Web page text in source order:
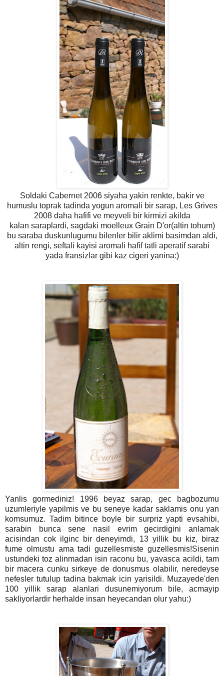
Soldaki Cabernet 2006 siyaha yakin renkte, bakir ve
humuslu toprak tadinda yogun aromali bir sarap, Les Grives
2008 daha hafifi ve meyveli bir kirmizi akilda
kalan saraplardi, sagdaki moelleux Grain D'or(altin tohum)
bu saraba duskunlugumu bilenler bilir aklimi basimdan aldi,
altin rengi, seftali kayisi aromali hafif tatli aperatif sarabi
yada fransizlar gibi kaz cigeri yanina:)
Yanlis gormediniz! 1996 beyaz sarap, gec bagbozumu
uzumleriyle yapilmis ve bu seneye kadar saklamis onu yan
komsumuz. Tadim bitince boyle bir surpriz yapti evsahibi,
sarabin bunca sene nasil evrim gecirdigini anlamak
acisindan cok ilginc bir deneyimdi, 13 yillik bu kiz, biraz
fume olmustu ama tadi guzellesmiste guzellesmis!Sisenin
ustundeki toz alinmadan isin raconu bu, yavasca acildi, tam
bir macera cunku sirkeye de donusmus olabilir, neredeyse
nefesler tutulup tadina bakmak icin yarisildi. Muzayede'den
100 yillik sarap alanlari dusunemiyorum bile, acmayip
sakliyorlardir herhalde insan heyecandan olur yahu:)